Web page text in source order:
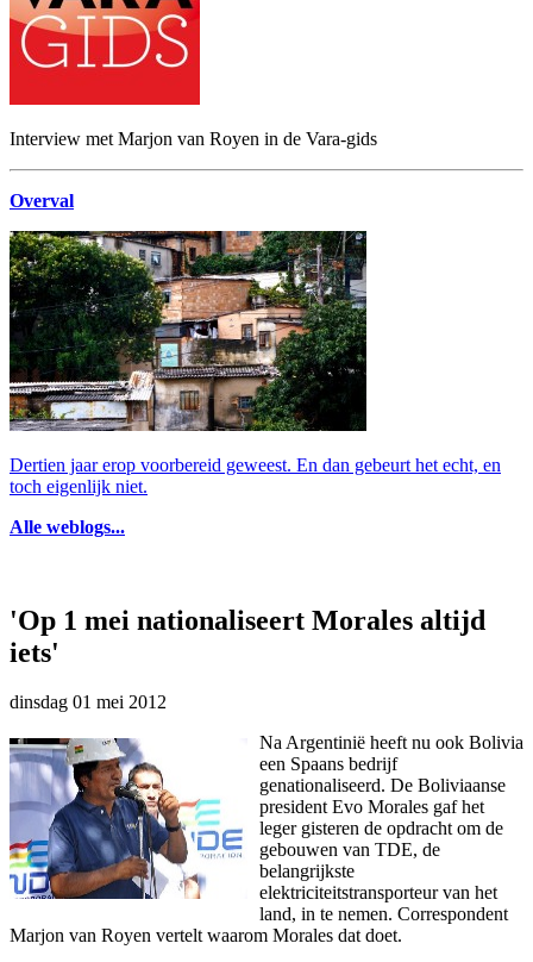
Interview met Marjon van Royen in de Vara-gids
Overval
Dertien jaar erop voorbereid geweest. En dan gebeurt het echt, en
toch eigenlijk niet.
Alle weblogs...
'Op 1 mei nationaliseert Morales altijd
iets'
dinsdag 01 mei 2012
Na Argentinië heeft nu ook Bolivia
een Spaans bedrijf
genationaliseerd. De Boliviaanse
president Evo Morales gaf het
leger gisteren de opdracht om de
gebouwen van TDE, de
belangrijkste
elektriciteitstransporteur van het
land, in te nemen. Correspondent
Marjon van Royen vertelt waarom Morales dat doet.